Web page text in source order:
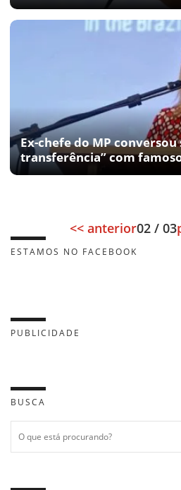
Ex-chefe do MP
transferência” com
<< anterior02 / 03
ESTAMOS NO FACEBOOK
PUBLICIDADE
BUSCA